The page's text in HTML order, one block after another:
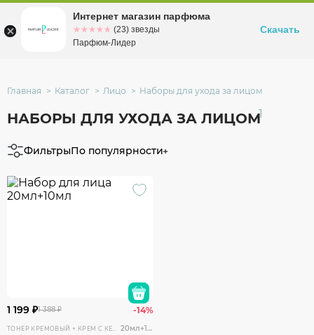
Омскул. Заозерная, 11, к. 1
Главная Каталог Лицо Наборы для ухода за лицом
НАБОРЫ ДЛЯ УХОДА ЗА ЛИЦОМ1
ФильтрыПо популярности
1 199 ₽1 388 ₽ -14%
ТОНЕР КРЕМОВЫЙ + КРЕМ С КЕРАМИДАМИ 20мл+10мл
Интернет магазин парфюма
☆☆☆☆☆
★★★★★ (23) звезды
Парфюм-Лидер
Скачать